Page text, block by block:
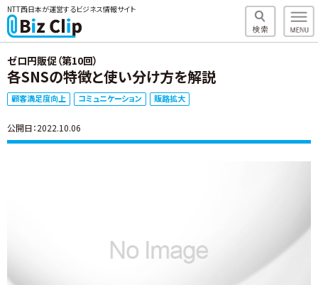
NTT西日本が運営するビジネス情報サイト
ゼロ円販促（第10回）
各SNSの特徴と使い分け方を解説
顧客満足度向上 コミュニケーション 販路拡大
公開日：2022.10.06